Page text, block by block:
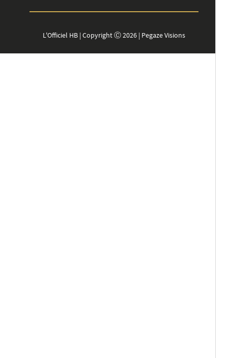
L'Officiel HB | Copyright Ⓒ 2026 | Pegaze Visions